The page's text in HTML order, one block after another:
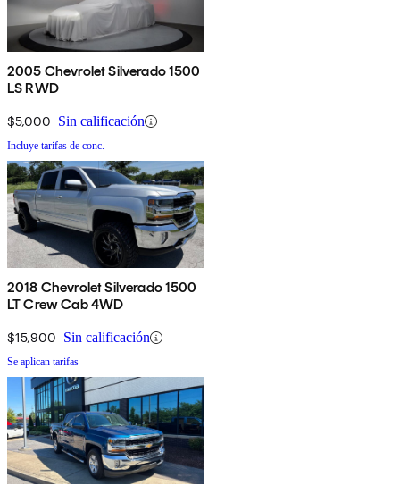
2005 Chevrolet Silverado 1500
LS RWD
$5,000 Sin calificación
Incluye tarifas de conc.
2018 Chevrolet Silverado 1500
LT Crew Cab 4WD
$15,900 Sin calificación
Se aplican tarifas